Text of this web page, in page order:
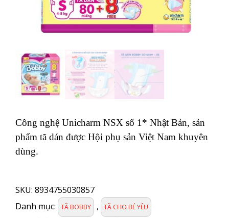
Công nghệ Unicharm NSX số 1* Nhật Bản, sản
phẩm tã dán được Hội phụ sản Việt Nam khuyên
dùng.
Dán
S
SKU: 8934755030857
Danh mục:
TÃ BOBBY , TÃ CHO BÉ YÊU